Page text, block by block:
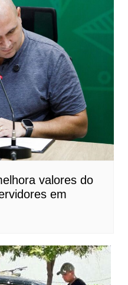
valores do
em